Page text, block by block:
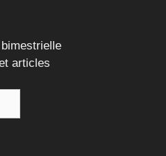
articles